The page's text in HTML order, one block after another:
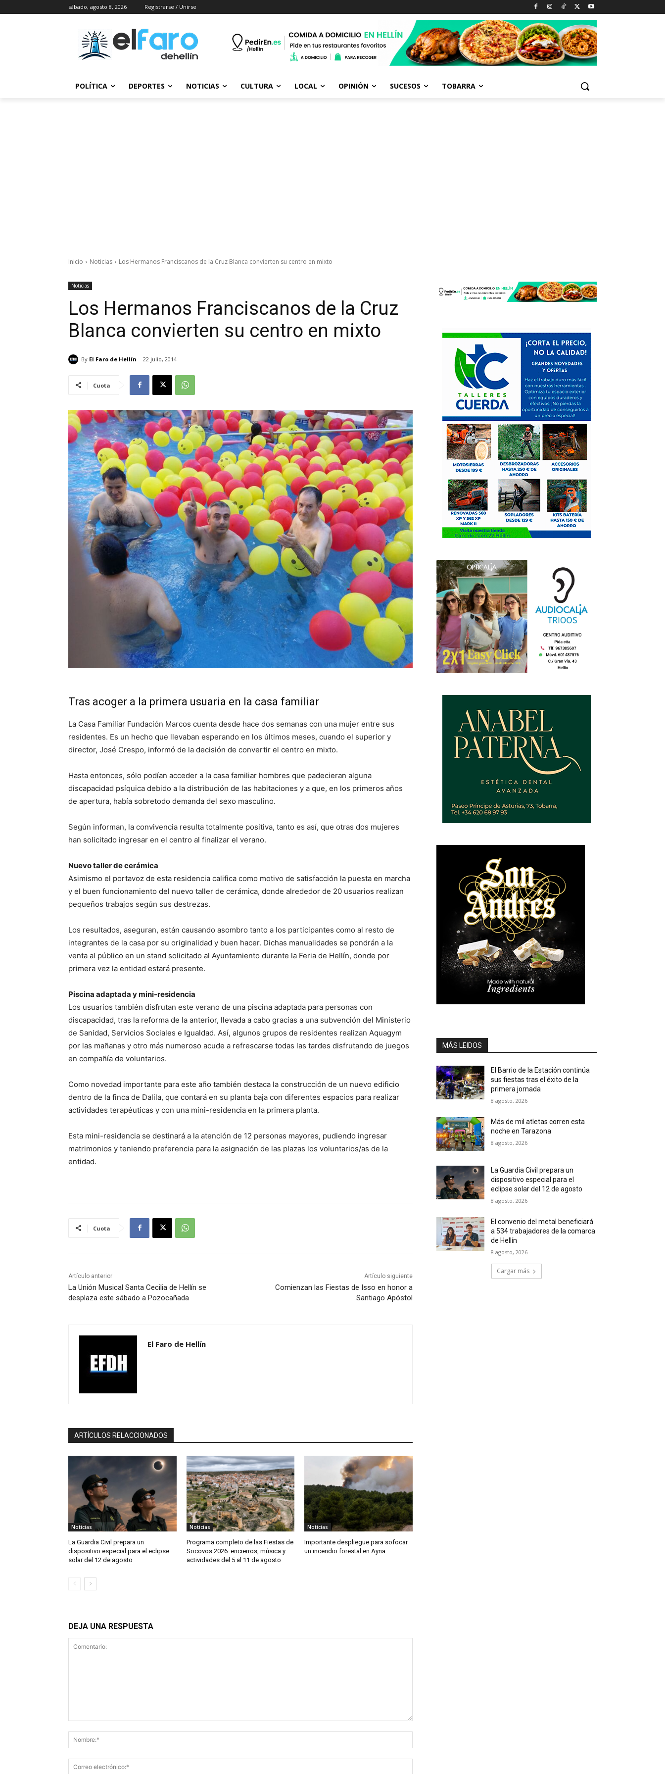
sábado, agosto 8, 2026 Registrarse / Unirse
POLÍTICA DEPORTES NOTICIAS CULTURA LOCAL OPINIÓN SUCESOS TOBARRA
Inicio Noticias Los Hermanos Franciscanos de la Cruz Blanca convierten su centro en mixto
Noticias
Los Hermanos Franciscanos de la Cruz
Blanca convierten su centro en mixto
By El Faro de Hellín 22 julio, 2014
Cuota
Tras acoger a la primera usuaria en la casa familiar
La Casa Familiar Fundación Marcos cuenta desde hace dos semanas con una mujer entre sus
residentes. Es un hecho que llevaban esperando en los últimos meses, cuando el superior y
director, José Crespo, informó de la decisión de convertir el centro en mixto.
Hasta entonces, sólo podían acceder a la casa familiar hombres que padecieran alguna
discapacidad psíquica debido a la distribución de las habitaciones y a que, en los primeros años
de apertura, había sobretodo demanda del sexo masculino.
Según informan, la convivencia resulta totalmente positiva, tanto es así, que otras dos mujeres
han solicitado ingresar en el centro al finalizar el verano.
Nuevo taller de cerámica
Asimismo el portavoz de esta residencia califica como motivo de satisfacción la puesta en marcha
y el buen funcionamiento del nuevo taller de cerámica, donde alrededor de 20 usuarios realizan
pequeños trabajos según sus destrezas.
Los resultados, aseguran, están causando asombro tanto a los participantes como al resto de
integrantes de la casa por su originalidad y buen hacer. Dichas manualidades se pondrán a la
venta al público en un stand solicitado al Ayuntamiento durante la Feria de Hellín, donde por
primera vez la entidad estará presente.
Piscina adaptada y mini-residencia
Los usuarios también disfrutan este verano de una piscina adaptada para personas con
discapacidad, tras la reforma de la anterior, llevada a cabo gracias a una subvención del Ministerio
de Sanidad, Servicios Sociales e Igualdad. Así, algunos grupos de residentes realizan Aquagym
por las mañanas y otro más numeroso acude a refrescarse todas las tardes disfrutando de juegos
en compañía de voluntarios.
Como novedad importante para este año también destaca la construcción de un nuevo edificio
dentro de la finca de Dalila, que contará en su planta baja con diferentes espacios para realizar
actividades terapéuticas y con una mini-residencia en la primera planta.
Esta mini-residencia se destinará a la atención de 12 personas mayores, pudiendo ingresar
matrimonios y teniendo preferencia para la asignación de las plazas los voluntarios/as de la
entidad.
Cuota
Artículo anterior
La Unión Musical Santa Cecilia de Hellín se
desplaza este sábado a Pozocañada
Artículo siguiente
Comienzan las Fiestas de Isso en honor a
Santiago Apóstol
El Faro de Hellín
ARTÍCULOS RELACCIONADOS
Noticias
La Guardia Civil prepara un
dispositivo especial para el eclipse
solar del 12 de agosto
Noticias
Programa completo de las Fiestas de
Socovos 2026: encierros, música y
actividades del 5 al 11 de agosto
Noticias
Importante despliegue para sofocar
un incendio forestal en Ayna
DEJA UNA RESPUESTA
MÁS LEIDOS
El Barrio de la Estación continúa
sus fiestas tras el éxito de la
primera jornada
8 agosto, 2026
Más de mil atletas corren esta
noche en Tarazona
8 agosto, 2026
La Guardia Civil prepara un
dispositivo especial para el
eclipse solar del 12 de agosto
8 agosto, 2026
El convenio del metal beneficiará
a 534 trabajadores de la comarca
de Hellín
8 agosto, 2026
Cargar más